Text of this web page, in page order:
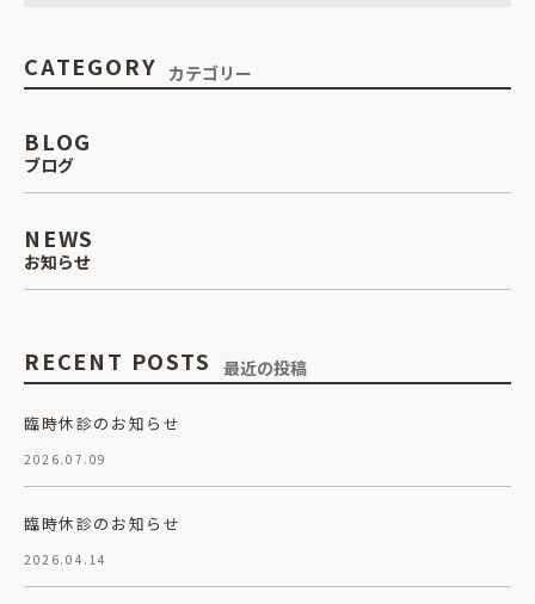
CATEGORY カテゴリー
BLOG
ブログ
NEWS
お知らせ
RECENT POSTS 最近の投稿
臨時休診のお知らせ
2026.07.09
臨時休診のお知らせ
2026.04.14